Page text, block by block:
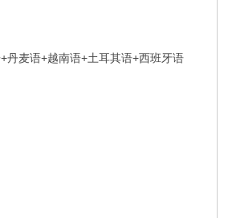
丹麦语+越南语+土耳其语+西班牙语